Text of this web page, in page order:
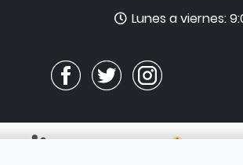
Horario
Lunes a viernes: